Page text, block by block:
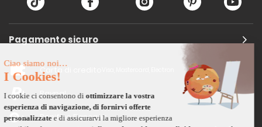
Pagamento sicuro
Carta di credito
Paypal
Bonifico Bancario